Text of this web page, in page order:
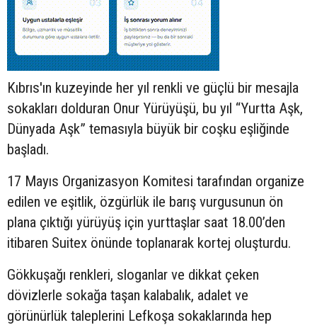
Kıbrıs'ın kuzeyinde her yıl renkli ve güçlü bir mesajla
sokakları dolduran Onur Yürüyüşü, bu yıl “Yurtta Aşk,
Dünyada Aşk” temasıyla büyük bir coşku eşliğinde
başladı.
17 Mayıs Organizasyon Komitesi tarafından organize
edilen ve eşitlik, özgürlük ile barış vurgusunun ön
plana çıktığı yürüyüş için yurttaşlar saat 18.00’den
itibaren Suitex önünde toplanarak kortej oluşturdu.
Gökkuşağı renkleri, sloganlar ve dikkat çeken
dövizlerle sokağa taşan kalabalık, adalet ve
görünürlük taleplerini Lefkoşa sokaklarında hep